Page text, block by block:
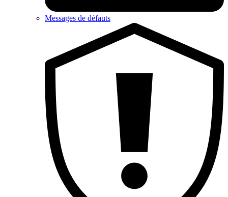
Messages de défauts